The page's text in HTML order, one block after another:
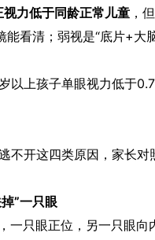
视力低于同龄正常儿童 ，
看清；弱视是“底片+大
上孩子单眼视力低于
开这四类原因，家长对
”一只眼
只眼正位，另一只眼向